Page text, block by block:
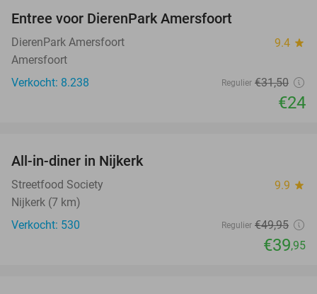
Entree voor DierenPark Amersfoort
DierenPark Amersfoort 9.4 star
Amersfoort
Verkocht: 8.238
Regulier €31,50
€24
All-in-diner in Nijkerk
Streetfood Society 9.9 star
Nijkerk (7 km)
Verkocht: 530
Regulier €49,95
€39,95